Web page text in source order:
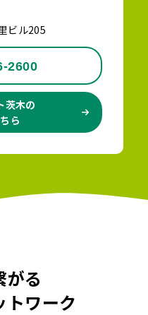
ビル205
2600
茨木の
ら
がる
トワーク